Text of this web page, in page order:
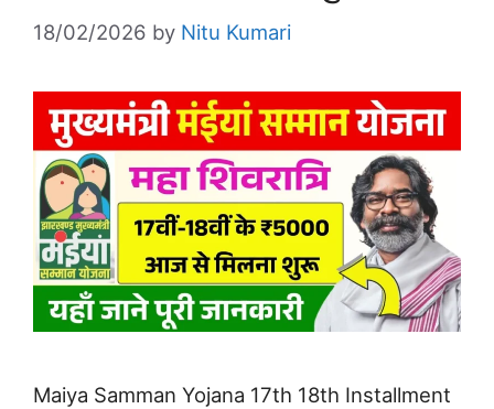
18/02/2026 by Nitu Kumari
Maiya Samman Yojana 17th 18th Installment